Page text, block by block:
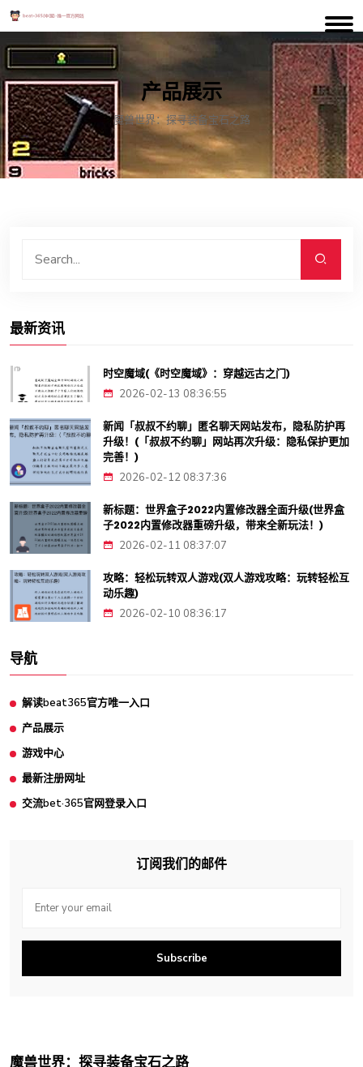
产品展示
魔兽世界：探寻装备宝石之路
最新资讯
时空魔域(《时空魔域》：穿越远古之门)
2026-02-13 08:36:55
新闻「叔叔不约聊」匿名聊天网站发布，隐私防护再
升级！(「叔叔不约聊」网站再次升级：隐私保护更加
完善！)
2026-02-12 08:37:36
新标题：世界盒子2022内置修改器全面升级(世界盒
子2022内置修改器重磅升级，带来全新玩法！)
2026-02-11 08:37:07
攻略：轻松玩转双人游戏(双人游戏攻略：玩转轻松互
动乐趣)
2026-02-10 08:36:17
导航
解读beat365官方唯一入口
产品展示
游戏中心
最新注册网址
交流bet·365官网登录入口
订阅我们的邮件
Subscribe
魔兽世界：探寻装备宝石之路